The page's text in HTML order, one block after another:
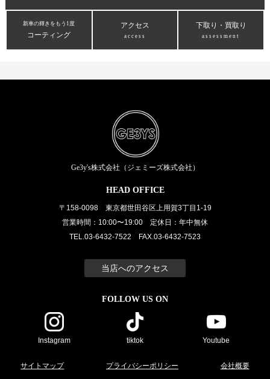
新車の輝きをもう1度
コーティング
アクセス
access
下取り・買取り
assessment
Ge3y's株式会社（ジェミーズ株式会社）
HEAD OFFICE
〒158-0098 東京都世田谷区上用賀3丁目1-19
営業時間：10:00〜19:00 定休日：年中無休
TEL.03-6432-7522 FAX.03-6432-7523
当店へのアクセス
FOLLOW US ON
Instagram tiktok Youtube
サイトマップ プライバシーポリシー 会社概要